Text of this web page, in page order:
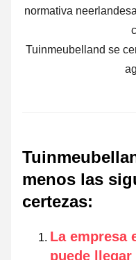
normativa
Tuinmeubelland se
menos las
certezas:
La empresa
puede llegar